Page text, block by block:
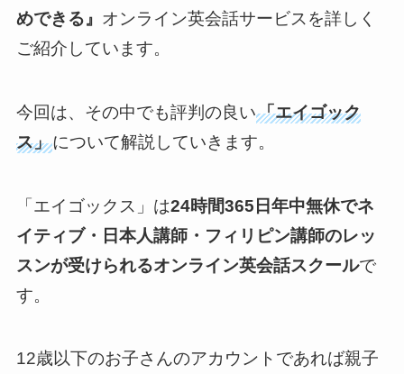
めできる』 オンライン英会話サービスを詳しく
ご紹介しています。
今回は、その中でも評判の良い「エイゴック
ス」について解説していきます。
「エイゴックス」は24時間365日年中無休でネ
イティブ・日本人講師・フィリピン講師のレッ
スンが受けられるオンライン英会話スクールで
す。
12歳以下のお子さんのアカウントであれば親子